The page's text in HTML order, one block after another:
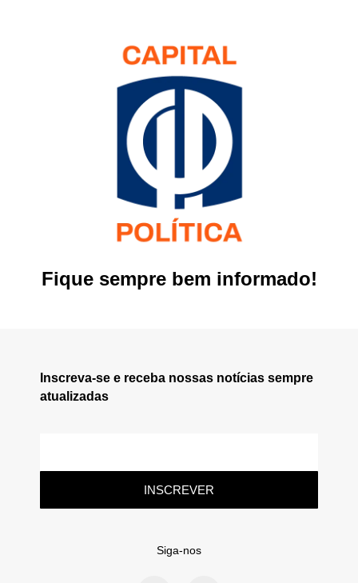
Fique sempre bem informado!
Inscreva-se e receba nossas notícias sempre
atualizadas
INSCREVER
Siga-nos